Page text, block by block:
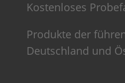
Kostenloses
Produkte der
Deutschland und